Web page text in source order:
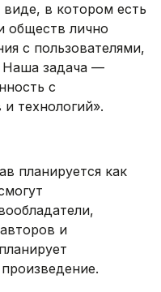
в котором есть
обществ лично
с пользователями,
Наша задача —
с
технологий».
планируется как
и